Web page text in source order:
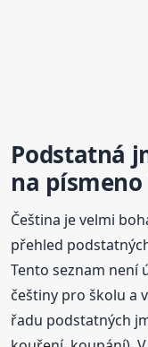
Podstatná
na
Čeština je velmi
přehled
Tento seznam není
češtiny pro školu a
řadu podstatných